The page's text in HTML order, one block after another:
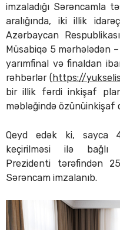
imzaladığı Sərəncamla
aralığında, iki illik
Azərbaycan
Müsabiqə 5 mərhələdən
yarımfinal və finaldan
rəhbərlər (https://
bir illik fərdi inkişaf
məbləğində özünüinkişaf
Qeyd edək ki, sayca
keçirilməsi ilə bağlı
Prezidenti tərəfindən
Sərəncam imzalanıb.